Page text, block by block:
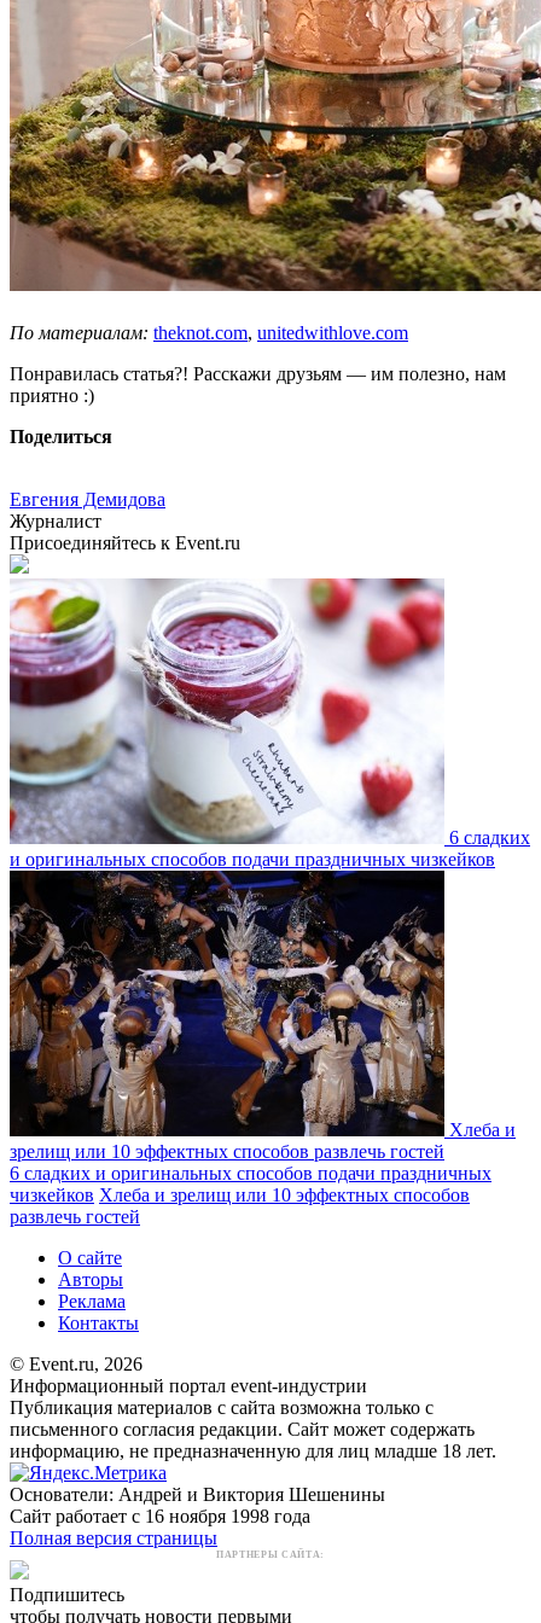
По материалам: theknot.com, unitedwithlove.com
Понравилась статья?! Расскажи друзьям — им полезно, нам
приятно :)
Поделиться
Евгения Демидова
Журналист
Присоединяйтесь к Event.ru
6 сладких
и оригинальных способов подачи праздничных чизкейков
Хлеба и
зрелищ или 10 эффектных способов развлечь гостей
6 сладких и оригинальных способов подачи праздничных
чизкейков Хлеба и зрелищ или 10 эффектных способов
развлечь гостей
О сайте
Авторы
Реклама
Контакты
© Event.ru, 2026
Информационный портал event-индустрии
Публикация материалов с сайта возможна только с
письменного согласия редакции. Сайт может содержать
информацию, не предназначенную для лиц младше 18 лет.
Основатели: Андрей и Виктория Шешенины
Сайт работает с 16 ноября 1998 года
Полная версия страницы
ПАРТНЕРЫ САЙТА:
Подпишитесь
чтобы получать новости первыми